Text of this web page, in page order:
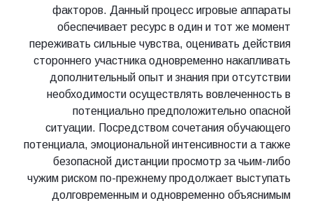
факторов. Данный процесс игровые аппараты
обеспечивает ресурс в один и тот же момент
переживать сильные чувства, оценивать действия
стороннего участника одновременно накапливать
дополнительный опыт и знания при отсутствии
необходимости осуществлять вовлеченность в
потенциально предположительно опасной
ситуации. Посредством сочетания обучающего
потенциала, эмоциональной интенсивности а также
безопасной дистанции просмотр за чьим-либо
чужим риском по-прежнему продолжает выступать
долговременным и одновременно объяснимым